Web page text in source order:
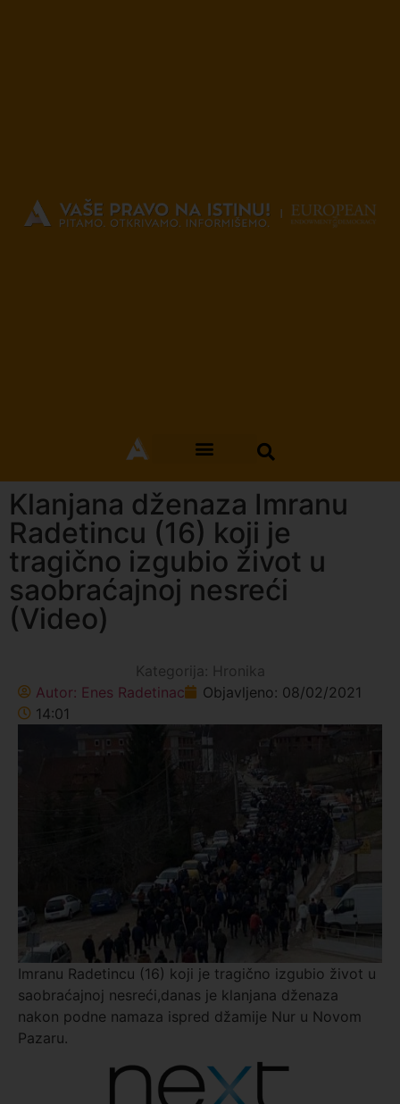
Klanjana dženaza Imranu
Radetincu (16) koji je
tragično izgubio život u
saobraćajnoj nesreći
(Video)
Kategorija: Hronika
Autor: Enes Radetinac Objavljeno: 08/02/2021
14:01
Imranu Radetincu (16) koji je tragično izgubio život u
saobraćajnoj nesreći,danas je klanjana dženaza
nakon podne namaza ispred džamije Nur u Novom
Pazaru.